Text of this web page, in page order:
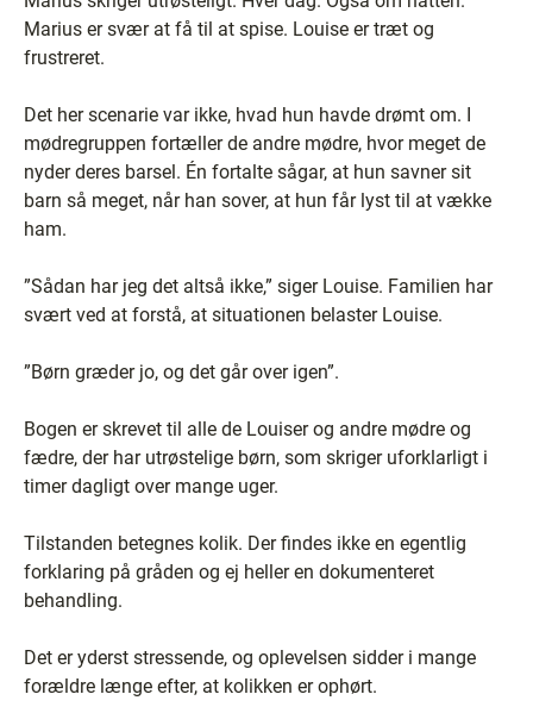
Marius er svær at få til at spise. Louise er træt og
frustreret.
Det her scenarie var ikke, hvad hun havde drømt om. I
mødregruppen fortæller de andre mødre, hvor meget de
nyder deres barsel. Én fortalte sågar, at hun savner sit
barn så meget, når han sover, at hun får lyst til at vække
ham.
”Sådan har jeg det altså ikke,” siger Louise. Familien har
svært ved at forstå, at situationen belaster Louise.
”Børn græder jo, og det går over igen”.
Bogen er skrevet til alle de Louiser og andre mødre og
fædre, der har utrøstelige børn, som skriger uforklarligt i
timer dagligt over mange uger.
Tilstanden betegnes kolik. Der findes ikke en egentlig
forklaring på gråden og ej heller en dokumenteret
behandling.
Det er yderst stressende, og oplevelsen sidder i mange
forældre længe efter, at kolikken er ophørt.